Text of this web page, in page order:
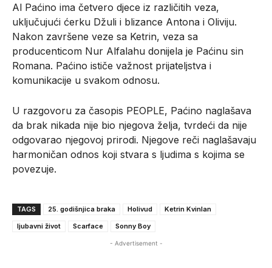
Al Paćino ima četvero djece iz različitih veza,
uključujući ćerku Džuli i blizance Antona i Oliviju.
Nakon završene veze sa Ketrin, veza sa
producenticom Nur Alfalahu donijela je Paćinu sin
Romana. Paćino ističe važnost prijateljstva i
komunikacije u svakom odnosu.
U razgovoru za časopis PEOPLE, Paćino naglašava
da brak nikada nije bio njegova želja, tvrdeći da nije
odgovarao njegovoj prirodi. Njegove reči naglašavaju
harmoničan odnos koji stvara s ljudima s kojima se
povezuje.
TAGS 25. godišnjica braka Holivud
Ketrin Kvinlan
ljubavni život
Scarface Sonny Boy
- Advertisement -